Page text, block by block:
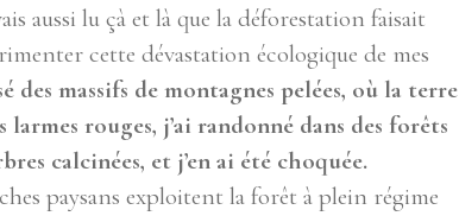
aussi lu çà et là que la déforestation faisait
cette dévastation écologique de mes
des massifs de montagnes pelées, où la terre
rouges, j’ai randonné dans des forêts
calcinées, et j’en ai été choquée.
paysans exploitent la forêt à plein régime